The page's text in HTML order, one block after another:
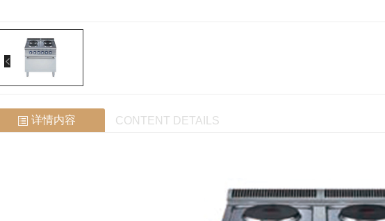
详情内容 CONTENT DETAILS